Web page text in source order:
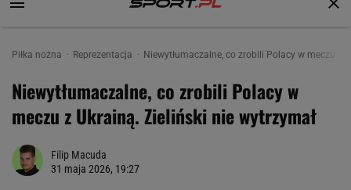
Piłka nożna Reprezentacja Niewytłumaczalne, co zrobili Polacy w meczu z
Niewytłumaczalne, co zrobili Polacy w
meczu z Ukrainą. Zieliński nie wytrzymał
Filip Macuda
31 maja 2026, 19:27